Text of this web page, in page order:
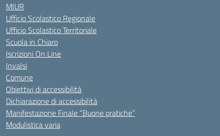
MIUR
Ufficio Scolastico Regionale
Ufficio Scolastico Territoriale
Scuola in Chiaro
Iscrizioni On Line
Invalsi
Comune
Obiettivi di accessibilità
Dichiarazione di accessibilità
Manifestazione Finale “Buone pratiche”
Modulistica varia